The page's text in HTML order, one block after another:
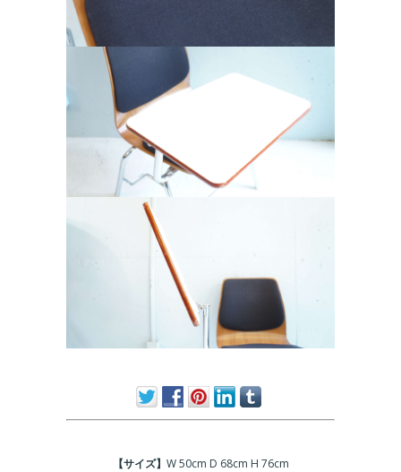
【サイズ】 W 50cm D 68cm H 76cm